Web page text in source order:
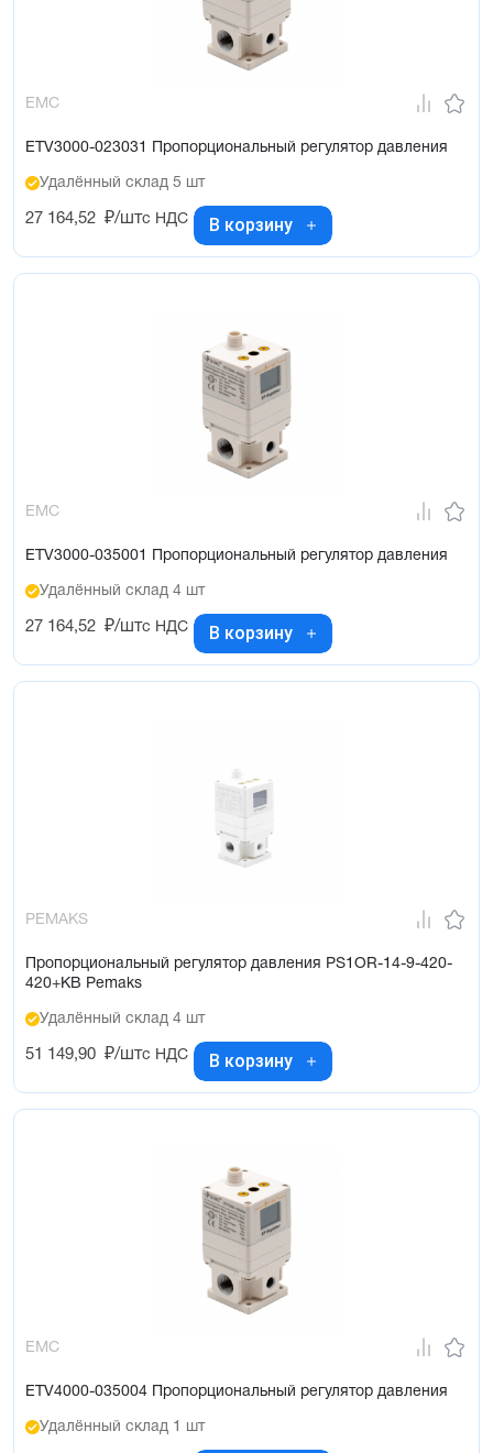
EMC
ETV3000-023031 Пропорциональный регулятор давления
Удалённый склад 5 шт
27 164,52 ₽/штс НДС В корзину
EMC
ETV3000-035001 Пропорциональный регулятор давления
Удалённый склад 4 шт
27 164,52 ₽/штс НДС В корзину
PEMAKS
Пропорциональный регулятор давления PS1OR-14-9-420-
420+KB Pemaks
Удалённый склад 4 шт
51 149,90 ₽/штс НДС В корзину
EMC
ETV4000-035004 Пропорциональный регулятор давления
Удалённый склад 1 шт